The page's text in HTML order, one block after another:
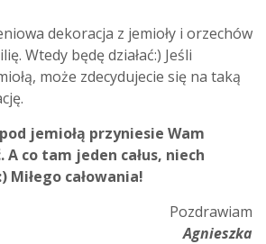
dekoracja z jemioły i orzechów
Wtedy będę działać:) Jeśli
może zdecydujecie się na taką
jemiołą przyniesie Wam
A co tam jeden całus, niech
Miłego całowania!
Pozdrawiam
Agnieszka